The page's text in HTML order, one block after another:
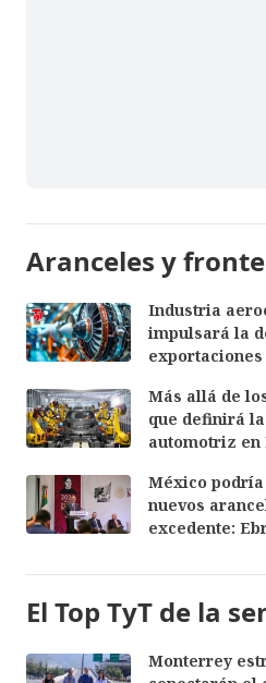
Aranceles y
Industria
impulsará la
Más allá de
que definirá
automotriz en
México
nuevos
excedente:
El Top TyT de la
Monterrey